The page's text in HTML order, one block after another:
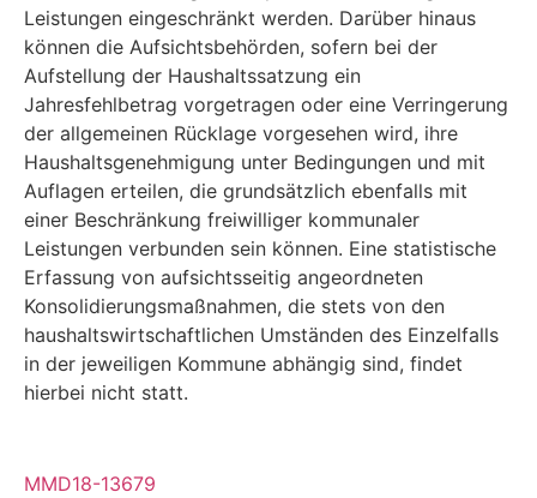
Leistungen einge­schränkt werden. Darüber hinaus
können die Aufsichtsbehörden, sofern bei der
Aufstellung der Haushaltssatzung ein
Jahresfehlbetrag vorgetragen oder eine Verringerung
der allgemei­nen Rücklage vorgesehen wird, ihre
Haushaltsgenehmigung unter Bedingungen und mit
Auf­lagen erteilen, die grundsätzlich ebenfalls mit
einer Beschränkung freiwilliger kommunaler
Leistungen verbunden sein können. Eine statistische
Erfassung von aufsichtsseitig angeord­neten
Konsolidierungsmaßnahmen, die stets von den
haushaltswirtschaftlichen Umständen des Einzelfalls
in der jeweiligen Kommune abhängig sind, findet
hierbei nicht statt.
MMD18-13679